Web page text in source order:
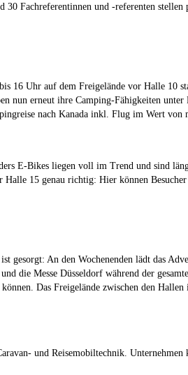
Fachreferentinnen und -referenten stellen
16 Uhr auf dem Freigelände vor Halle 10
nun erneut ihre Camping-Fähigkeiten unter
nach Kanada inkl. Flug im Wert von
E-Bikes liegen voll im Trend und sind
15 genau richtig: Hier können
gesorgt: An den Wochenenden lädt das
die Messe Düsseldorf während der
Das Freigelände zwischen den
und Reisemobiltechnik. Unternehmen